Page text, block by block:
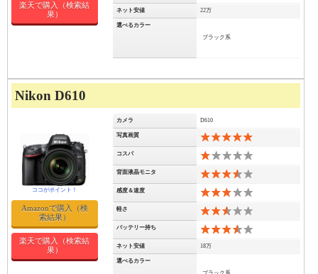
ネット安値 22万
選べるカラー
ブラック系
楽天で購入（検索結
果）
Nikon D610
カメラ D610
写真画質
コスパ
背面液晶モニタ
感度＆速度
軽さ
バッテリー持ち
ネット安値 18万
選べるカラー
Amazonで購入（検
索結果）
楽天で購入（検索結
果）